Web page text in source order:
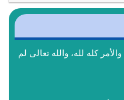
كله لله، والله تعالى لم